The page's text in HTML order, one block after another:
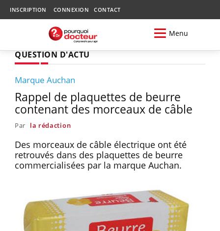
INSCRIPTION CONNEXION CONTACT
Menu
QUESTION D'ACTU
Marque Auchan
Rappel de plaquettes de beurre
contenant des morceaux de câble
Par la rédaction
Des morceaux de câble électrique ont été
retrouvés dans des plaquettes de beurre
commercialisées par la marque Auchan.